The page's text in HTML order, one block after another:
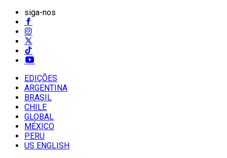
siga-nos
EDIÇÕES
ARGENTINA
BRASIL
CHILE
GLOBAL
MÉXICO
PERU
US ENGLISH